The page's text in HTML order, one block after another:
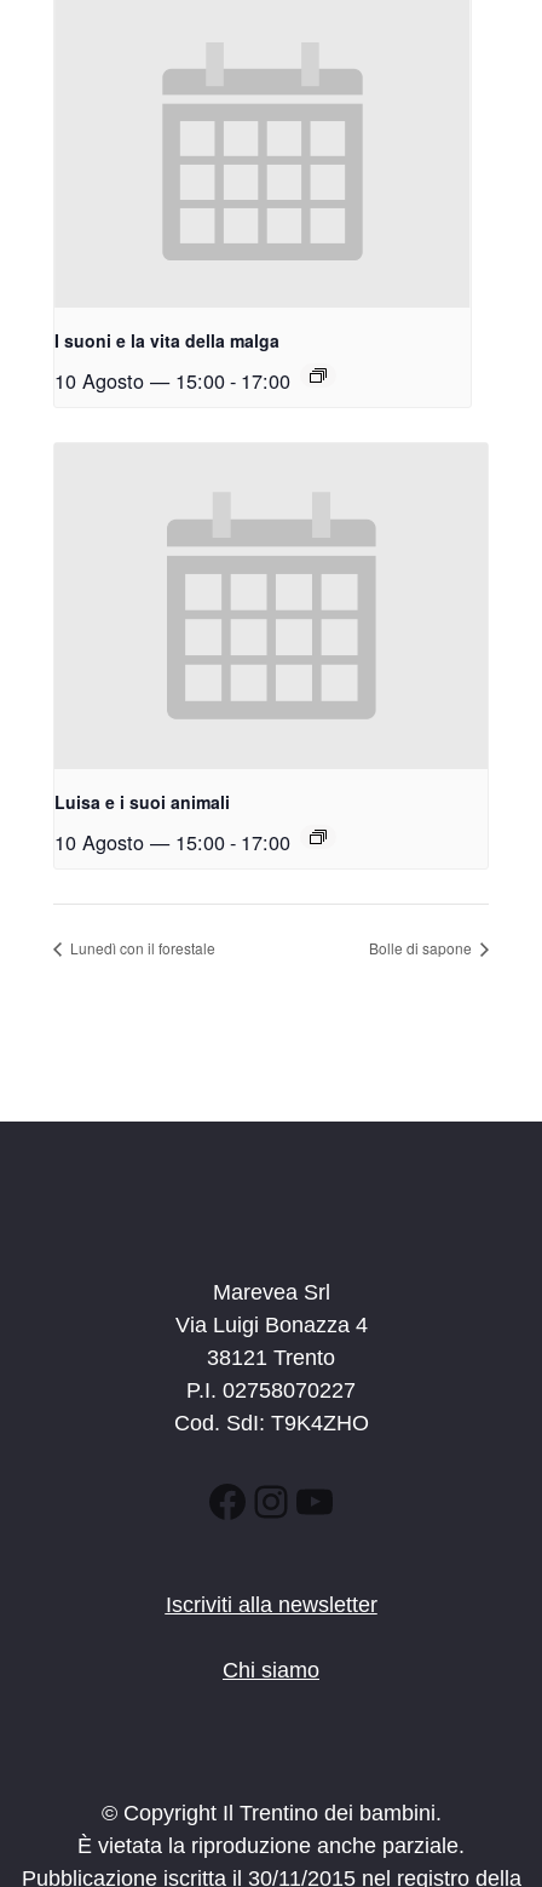
I suoni e la vita della malga
10 Agosto — 15:00- 17:00
Luisa e i suoi animali
10 Agosto — 15:00- 17:00
Lunedì con il forestale Bolle di sapone
Marevea Srl
Via Luigi Bonazza 4
38121 Trento
P.I. 02758070227
Cod. SdI: T9K4ZHO
Facebook
Instagram
YouTube
Iscriviti alla newsletter
Chi siamo
© Copyright Il Trentino dei bambini.
È vietata la riproduzione anche parziale.
Pubblicazione iscritta il 30/11/2015 nel registro della